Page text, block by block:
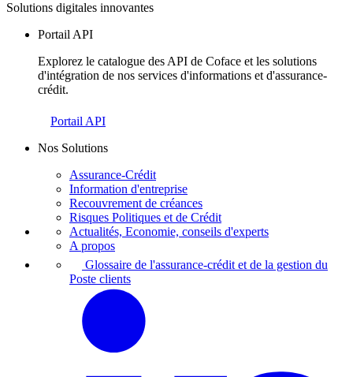
Solutions digitales innovantes
Portail API
Explorez le catalogue des API de Coface et les solutions
d'intégration de nos services d'informations et d'assurance-
crédit.
Portail API
Nos Solutions
Assurance-Crédit
Information d'entreprise
Recouvrement de créances
Risques Politiques et de Crédit
Actualités, Economie, conseils d'experts
A propos
Glossaire de l'assurance-crédit et de la gestion du
Poste clients